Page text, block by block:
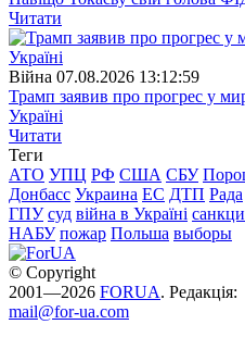
Читати
Війна 07.08.2026 13:12:59
Трамп заявив про прогрес у
Україні
Читати
Теги
АТО УПЦ РФ США СБУ
Донбасс Украина ЕС ДТП Рада
ГПУ суд війна в Україні
НАБУ пожар Польша выборы
© Copyright
2001—2026 FORUA. Редакція:
mail@for-ua.com